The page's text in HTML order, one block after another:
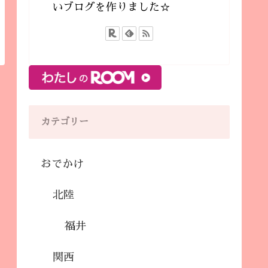
いブログを作りました☆
カテゴリー
おでかけ
北陸
福井
関西